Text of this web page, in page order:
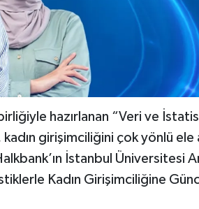
hazırlanan “Veri ve
girişimciliğini çok yönlü
İstanbul Üniversitesi
Kadın Girişimciliğine